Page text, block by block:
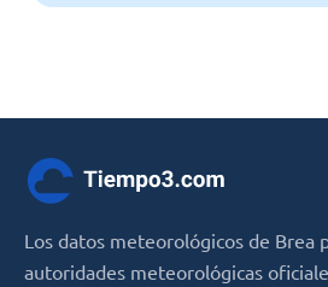
Los datos meteorológicos de Brea
autoridades meteorológicas